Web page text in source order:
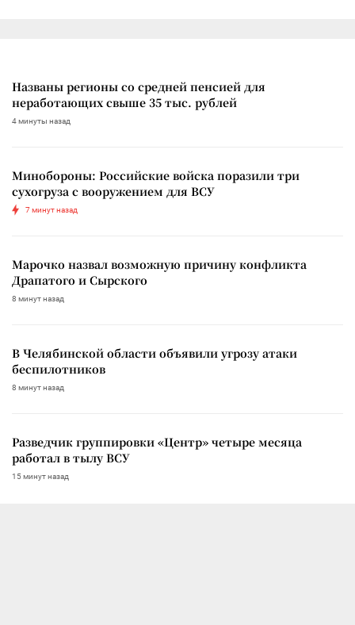
Названы регионы со средней пенсией для
неработающих свыше 35 тыс. рублей
4 минуты назад
Минобороны: Российские войска поразили три
сухогруза с вооружением для ВСУ
7 минут назад
Марочко назвал возможную причину конфликта
Драпатого и Сырского
8 минут назад
В Челябинской области объявили угрозу атаки
беспилотников
8 минут назад
Разведчик группировки «Центр» четыре месяца
работал в тылу ВСУ
15 минут назад